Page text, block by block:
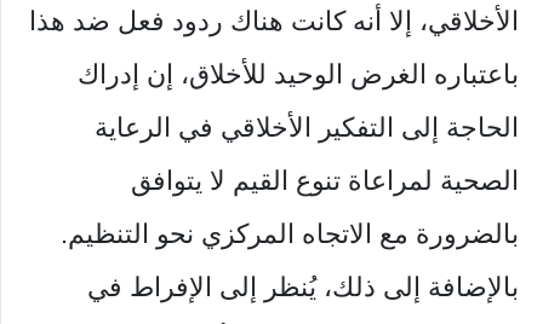
الأخلاقي، إلا أنه كانت هناك ردود فعل ضد هذا
باعتباره الغرض الوحيد للأخلاق، إن إدراك
الحاجة إلى التفكير الأخلاقي في الرعاية
الصحية لمراعاة تنوع القيم لا يتوافق
بالضرورة مع الاتجاه المركزي نحو التنظيم.
بالإضافة إلى ذلك، يُنظر إلى الإفراط في